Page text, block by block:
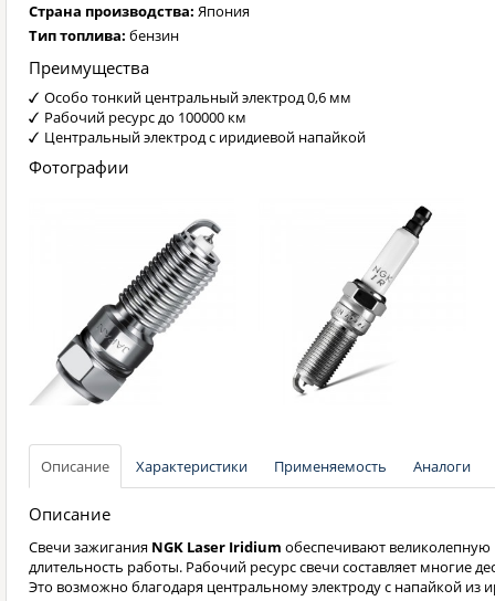
Страна производства: Япония
Тип топлива: бензин
Преимущества
Особо тонкий центральный электрод 0,6 мм
Рабочий ресурс до 100000 км
Центральный электрод с иридиевой напайкой
Фотографии
Описание Характеристики Применяемость Аналоги
Описание
Свечи зажигания NGK Laser Iridium обеспечивают
длительность работы. Рабочий ресурс свечи составляет многие
Это возможно благодаря центральному электроду с напайкой из